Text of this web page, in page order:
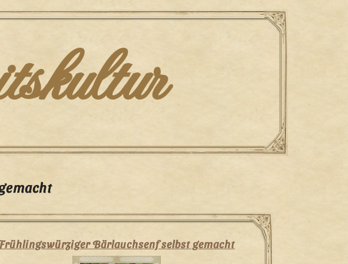
Bärlauchsenf selbst gemacht